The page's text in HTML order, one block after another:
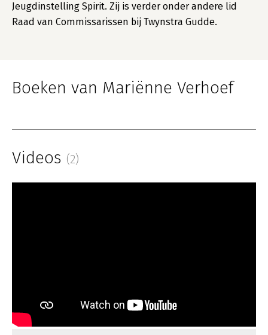
Jeugdinstelling Spirit. Zij is verder onder andere lid
Raad van Commissarissen bij Twynstra Gudde.
Boeken van Mariënne Verhoef
Videos (2)